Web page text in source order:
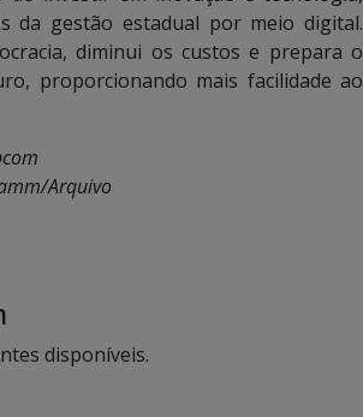
da gestão estadual por meio digital.
diminui os custos e prepara o
proporcionando mais facilidade ao
Arquivo
disponíveis.